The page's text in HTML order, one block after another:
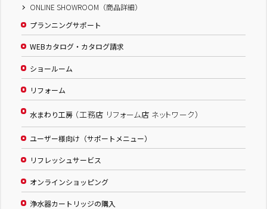
ONLINE SHOWROOM（商品詳細）
プランニングサポート
WEBカタログ・カタログ請求
ショールーム
リフォーム
水まわり工房 （工務店 リフォーム店 ネットワーク）
ユーザー様向け（サポートメニュー）
リフレッシュサービス
オンラインショッピング
浄水器カートリッジの購入